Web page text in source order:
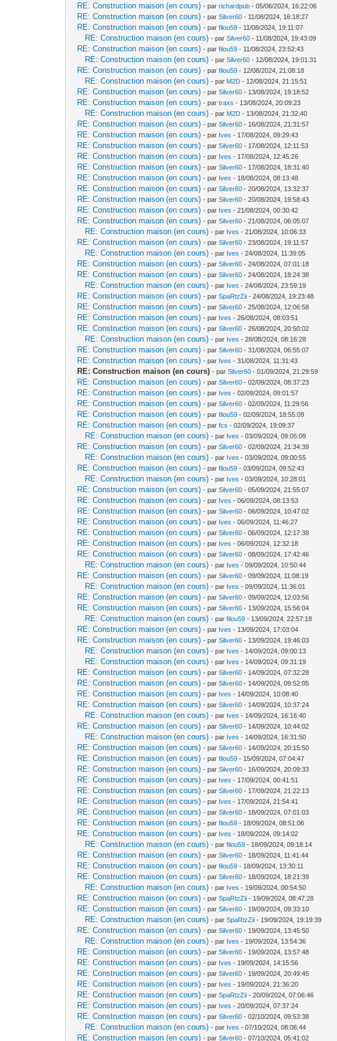
RE: Construction maison (en cours) - parrichardpub - 05/06/2024, 16:22:06
RE: Construction maison (en cours) - parSilver60 - 11/08/2024, 16:18:27
RE: Construction maison (en cours) - parfilou59 - 11/08/2024, 19:11:07
RE: Construction maison (en cours) - parSilver60 - 11/08/2024, 19:43:09
RE: Construction maison (en cours) - parfilou59 - 11/08/2024, 23:52:43
RE: Construction maison (en cours) - parSilver60 - 12/08/2024, 19:01:31
RE: Construction maison (en cours) - parfilou59 - 12/08/2024, 21:08:18
RE: Construction maison (en cours) - par M2D - 12/08/2024, 21:15:51
RE: Construction maison (en cours) - parSilver60 - 13/08/2024, 19:18:52
RE: Construction maison (en cours) - partraxs - 13/08/2024, 20:09:23
RE: Construction maison (en cours) - par M2D - 13/08/2024, 21:32:40
RE: Construction maison (en cours) - parSilver60 - 16/08/2024, 21:31:57
RE: Construction maison (en cours) - par Ives - 17/08/2024, 09:29:43
RE: Construction maison (en cours) - parSilver60 - 17/08/2024, 12:11:53
RE: Construction maison (en cours) - par Ives - 17/08/2024, 12:45:26
RE: Construction maison (en cours) - parSilver60 - 17/08/2024, 18:31:40
RE: Construction maison (en cours) - par Ives - 18/08/2024, 08:13:48
RE: Construction maison (en cours) - parSilver60 - 20/08/2024, 13:32:37
RE: Construction maison (en cours) - parSilver60 - 20/08/2024, 19:58:43
RE: Construction maison (en cours) - par Ives - 21/08/2024, 00:30:42
RE: Construction maison (en cours) - parSilver60 - 21/08/2024, 06:05:07
RE: Construction maison (en cours) - par Ives - 21/08/2024, 10:06:33
RE: Construction maison (en cours) - parSilver60 - 23/08/2024, 19:11:57
RE: Construction maison (en cours) - par Ives - 24/08/2024, 11:39:05
RE: Construction maison (en cours) - parSilver60 - 24/08/2024, 07:01:18
RE: Construction maison (en cours) - parSilver60 - 24/08/2024, 18:24:38
RE: Construction maison (en cours) - par Ives - 24/08/2024, 23:59:19
RE: Construction maison (en cours) - parSpaRtzZii - 24/08/2024, 19:23:48
RE: Construction maison (en cours) - parSilver60 - 25/08/2024, 12:06:58
RE: Construction maison (en cours) - par Ives - 26/08/2024, 08:03:51
RE: Construction maison (en cours) - parSilver60 - 26/08/2024, 20:50:02
RE: Construction maison (en cours) - par Ives - 28/08/2024, 08:16:28
RE: Construction maison (en cours) - parSilver60 - 31/08/2024, 06:55:07
RE: Construction maison (en cours) - par Ives - 31/08/2024, 11:31:43
RE: Construction maison (en cours) - parSilver60 - 01/09/2024, 21:29:59
RE: Construction maison (en cours) - parSilver60 - 02/09/2024, 08:37:23
RE: Construction maison (en cours) - par Ives - 02/09/2024, 09:01:57
RE: Construction maison (en cours) - parSilver60 - 02/09/2024, 11:29:56
RE: Construction maison (en cours) - parfilou59 - 02/09/2024, 18:55:09
RE: Construction maison (en cours) - parfcs - 02/09/2024, 19:09:37
RE: Construction maison (en cours) - par Ives - 03/09/2024, 09:05:09
RE: Construction maison (en cours) - parSilver60 - 02/09/2024, 21:34:39
RE: Construction maison (en cours) - par Ives - 03/09/2024, 09:00:55
RE: Construction maison (en cours) - parfilou59 - 03/09/2024, 09:52:43
RE: Construction maison (en cours) - par Ives - 03/09/2024, 10:28:01
RE: Construction maison (en cours) - parSilver60 - 05/09/2024, 21:55:07
RE: Construction maison (en cours) - par Ives - 06/09/2024, 08:13:53
RE: Construction maison (en cours) - parSilver60 - 06/09/2024, 10:47:02
RE: Construction maison (en cours) - par Ives - 06/09/2024, 11:46:27
RE: Construction maison (en cours) - parSilver60 - 06/09/2024, 12:17:38
RE: Construction maison (en cours) - par Ives - 06/09/2024, 12:32:18
RE: Construction maison (en cours) - parSilver60 - 08/09/2024, 17:42:46
RE: Construction maison (en cours) - par Ives - 09/09/2024, 10:50:44
RE: Construction maison (en cours) - parSilver60 - 09/09/2024, 11:08:19
RE: Construction maison (en cours) - par Ives - 09/09/2024, 11:36:01
RE: Construction maison (en cours) - parSilver60 - 09/09/2024, 12:03:56
RE: Construction maison (en cours) - parSilver60 - 13/09/2024, 15:56:04
RE: Construction maison (en cours) - parfilou59 - 13/09/2024, 22:57:18
RE: Construction maison (en cours) - par Ives - 13/09/2024, 17:03:04
RE: Construction maison (en cours) - parSilver60 - 13/09/2024, 19:46:03
RE: Construction maison (en cours) - par Ives - 14/09/2024, 09:00:13
RE: Construction maison (en cours) - par Ives - 14/09/2024, 09:31:19
RE: Construction maison (en cours) - parSilver60 - 14/09/2024, 07:32:28
RE: Construction maison (en cours) - parSilver60 - 14/09/2024, 09:52:05
RE: Construction maison (en cours) - par Ives - 14/09/2024, 10:08:40
RE: Construction maison (en cours) - parSilver60 - 14/09/2024, 10:37:24
RE: Construction maison (en cours) - par Ives - 14/09/2024, 16:16:40
RE: Construction maison (en cours) - parSilver60 - 14/09/2024, 10:44:02
RE: Construction maison (en cours) - par Ives - 14/09/2024, 16:31:50
RE: Construction maison (en cours) - parSilver60 - 14/09/2024, 20:15:50
RE: Construction maison (en cours) - parfilou59 - 15/09/2024, 07:04:47
RE: Construction maison (en cours) - parSilver60 - 16/09/2024, 20:09:33
RE: Construction maison (en cours) - par Ives - 17/09/2024, 00:41:51
RE: Construction maison (en cours) - parSilver60 - 17/09/2024, 21:22:13
RE: Construction maison (en cours) - par Ives - 17/09/2024, 21:54:41
RE: Construction maison (en cours) - parSilver60 - 18/09/2024, 07:01:03
RE: Construction maison (en cours) - parfilou59 - 18/09/2024, 08:51:06
RE: Construction maison (en cours) - par Ives - 18/09/2024, 09:14:02
RE: Construction maison (en cours) - parfilou59 - 18/09/2024, 09:18:14
RE: Construction maison (en cours) - parSilver60 - 18/09/2024, 11:41:44
RE: Construction maison (en cours) - parfilou59 - 18/09/2024, 13:30:11
RE: Construction maison (en cours) - parSilver60 - 18/09/2024, 18:21:39
RE: Construction maison (en cours) - par Ives - 19/09/2024, 00:54:50
RE: Construction maison (en cours) - parSpaRtzZii - 19/09/2024, 08:47:28
RE: Construction maison (en cours) - parSilver60 - 19/09/2024, 09:33:10
RE: Construction maison (en cours) - parSpaRtzZii - 19/09/2024, 19:19:39
RE: Construction maison (en cours) - parSilver60 - 19/09/2024, 13:45:50
RE: Construction maison (en cours) - par Ives - 19/09/2024, 13:54:36
RE: Construction maison (en cours) - parSilver60 - 19/09/2024, 13:57:48
RE: Construction maison (en cours) - par Ives - 19/09/2024, 14:15:56
RE: Construction maison (en cours) - parSilver60 - 19/09/2024, 20:49:45
RE: Construction maison (en cours) - par Ives - 19/09/2024, 21:36:20
RE: Construction maison (en cours) - parSpaRtzZii - 20/09/2024, 07:06:46
RE: Construction maison (en cours) - par Ives - 20/09/2024, 07:37:24
RE: Construction maison (en cours) - parSilver60 - 02/10/2024, 09:53:38
RE: Construction maison (en cours) - par Ives - 07/10/2024, 08:06:44
RE: Construction maison (en cours) - parSilver60 - 07/10/2024, 05:41:02